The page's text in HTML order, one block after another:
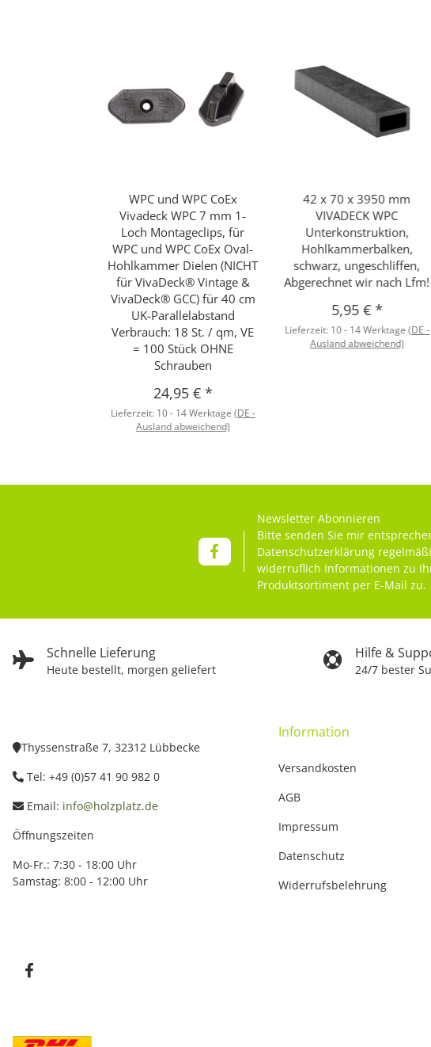
WPC und WPC CoEx
Vivadeck WPC 7 mm 1-
Loch Montageclips, für
WPC und WPC CoEx Oval-
Hohlkammer Dielen (NICHT
für VivaDeck® Vintage &
VivaDeck® GCC) für 40 cm
UK-Parallelabstand
Verbrauch: 18 St. / qm, VE
= 100 Stück OHNE
Schrauben
24,95 € *
Lieferzeit: 10 - 14 Werktage (DE -
Ausland abweichend)
42 x 70 x 3950 mm
VIVADECK WPC
Unterkonstruktion,
Hohlkammerbalken,
schwarz, ungeschliffen,
Abgerechnet wir nach Lfm!
5,95 € *
Lieferzeit: 10 - 14 Werktage(DE -
Ausland abweichend)
Schnelle Lieferung
Heute bestellt, morgen geliefert
Hilfe &
24/7 bester
Newsletter Abonnieren
Bitte senden Sie mir
Datenschutzerklärung
widerruflich Informationen zu
Produktsortiment per E-Mail zu.
Thyssenstraße 7, 32312 Lübbecke
Tel: +49 (0)57 41 90 982 0
Email: info@holzplatz.de
Öffnungszeiten
Mo-Fr.: 7:30 - 18:00 Uhr
Samstag: 8:00 - 12:00 Uhr
Information
Versandkosten
AGB
Impressum
Datenschutz
Widerrufsbelehrung